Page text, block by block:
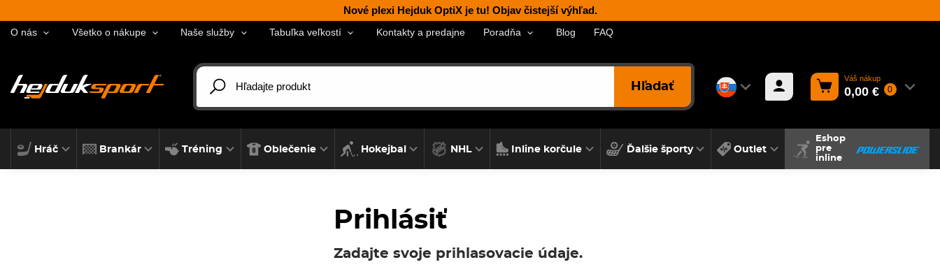
Nové plexi Hejduk OptiX je tu! Objav čistejší výhľad.
O nás Všetko o nákupe Naše služby Tabuľka veľkostí Kontakty a predajne Poradňa Blog FAQ
Hľadať
Váš nákup
0,00 € 0
Hráč Brankár Tréning Oblečenie Hokejbal NHL Inline korčule Ďalšie športy Outlet
Eshop
pre
inline
Prihlásiť
Zadajte svoje prihlasovacie údaje.